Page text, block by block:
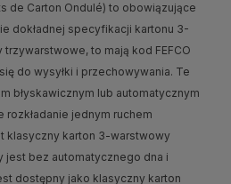
de Carton Ondulé) to obowiązujące
dokładnej specyfikacji kartonu 3-
to mają kod FEFCO
do wysyłki i przechowywania. Te
błyskawicznym lub automatycznym
jednym ruchem
klasyczny karton 3-warstwowy
jest bez automatycznego dna i
dostępny jako klasyczny karton